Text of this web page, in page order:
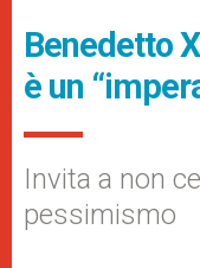
Benedetto
è un
Invita a non
pessimismo